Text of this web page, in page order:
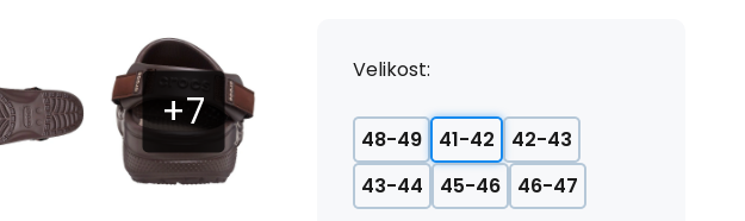
Velikost:
48-49 41-42
42-43
43-44
45-46 46-47